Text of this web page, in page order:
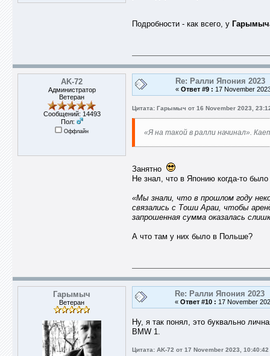
Подробности - как всего, у
AK-72
Администратор
Ветеран
Сообщений: 14493
Пол:
Оффлайн
Re: Ралли Япония 2023
« Ответ #9 : 17 November
Цитата: Гарымыч от 16 November 2023,
«Я на такой в ралли начинал».
Занятно
Не знал, что в Японию когда-то
«Мы знали, что в прошлом году
связались с Тоши Араи, чтобы
запрошенная сумма оказалась
А что там у них было в Польше?
Гарымыч
Ветеран
Re: Ралли Япония 2023
« Ответ #10 : 17 November
Ну, я так понял, это буквально
BMW 1.
Цитата: AK-72 от 17 November 2023, 10:40:42